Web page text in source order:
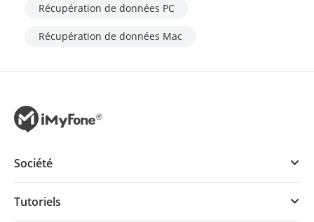
Récupération de données PC
Récupération de données Mac
Société
Tutoriels